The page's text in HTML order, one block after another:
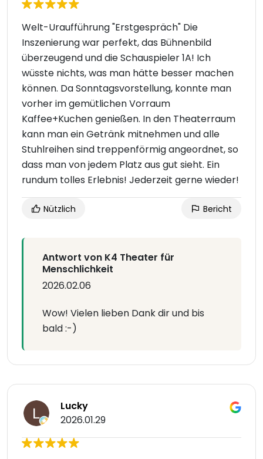
Welt-Uraufführung "Erstgespräch" Die
Inszenierung war perfekt, das Bühnenbild
überzeugend und die Schauspieler 1A! Ich
wüsste nichts, was man hätte besser machen
können. Da Sonntagsvorstellung, konnte man
vorher im gemütlichen Vorraum
Kaffee+Kuchen genießen. In den Theaterraum
kann man ein Getränk mitnehmen und alle
Stuhlreihen sind treppenförmig angeordnet, so
dass man von jedem Platz aus gut sieht. Ein
rundum tolles Erlebnis! Jederzeit gerne wieder!
Nützlich Bericht
Antwort von K4 Theater für
Menschlichkeit
2026.02.06
Wow! Vielen lieben Dank dir und bis
bald :-)
Lucky
2026.01.29